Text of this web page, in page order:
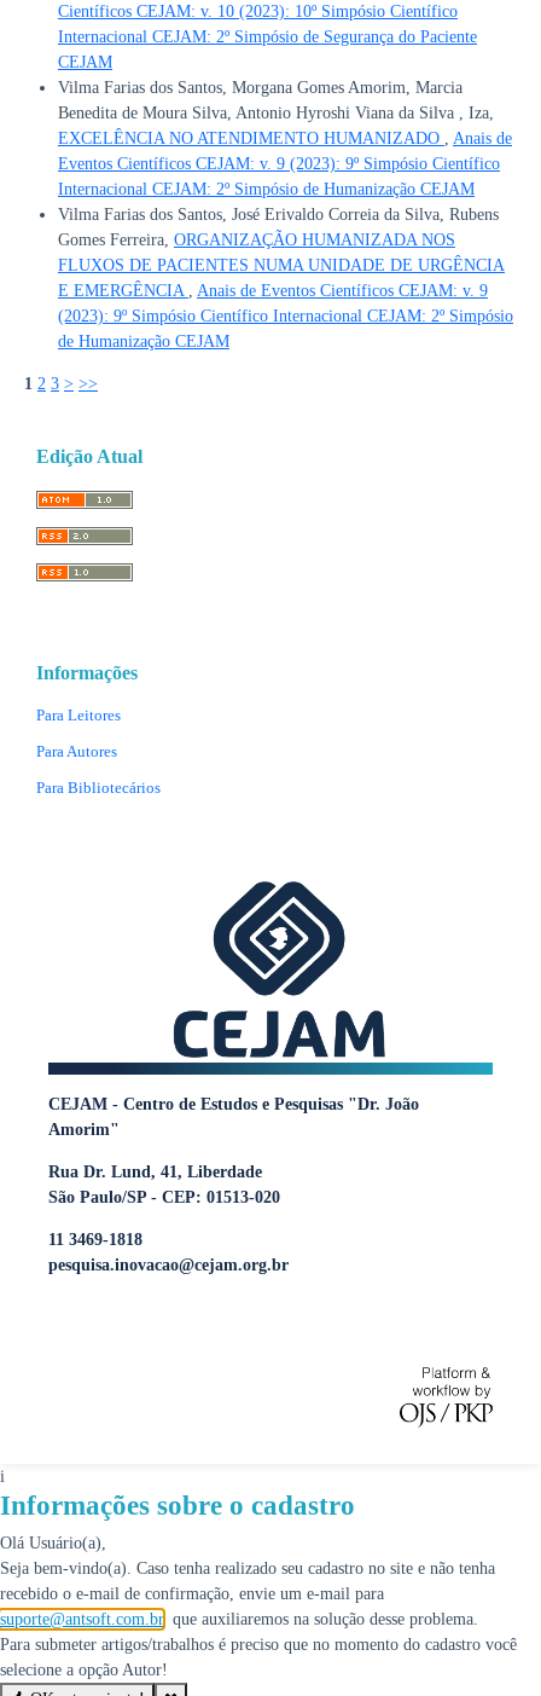
Científicos CEJAM: v. 10 (2023): 10º Simpósio Científico
Internacional CEJAM: 2º Simpósio de Segurança do Paciente
CEJAM
Vilma Farias dos Santos, Morgana Gomes Amorim, Marcia
Benedita de Moura Silva, Antonio Hyroshi Viana da Silva , Iza,
EXCELÊNCIA NO ATENDIMENTO HUMANIZADO
Anais de
Eventos Científicos CEJAM: v. 9 (2023): 9º Simpósio Científico
Internacional CEJAM: 2º Simpósio de Humanização CEJAM
Vilma Farias dos Santos, José Erivaldo Correia da Silva, Rubens
Gomes Ferreira, ORGANIZAÇÃO HUMANIZADA NOS
FLUXOS DE PACIENTES NUMA UNIDADE DE URGÊNCIA
E EMERGÊNCIA
Anais de Eventos Científicos CEJAM: v. 9
(2023): 9º Simpósio Científico Internacional CEJAM: 2º Simpósio
de Humanização CEJAM
1 2 3 > >>
Edição Atual
Informações
Para Leitores
Para Autores
Para Bibliotecários
CEJAM - Centro de Estudos e Pesquisas "Dr. João
Amorim"
Rua Dr. Lund, 41, Liberdade
São Paulo/SP - CEP: 01513-020
11 3469-1818
pesquisa.inovacao@cejam.org.br
i
Informações sobre o cadastro
Olá Usuário(a),
Seja bem-vindo(a). Caso tenha realizado seu cadastro no site e não tenha
recebido o e-mail de confirmação, envie um e-mail para
suporte@antsoft.com.br , que auxiliaremos na solução desse problema.
Para submeter artigos/trabalhos é preciso que no momento do cadastro você
selecione a opção Autor!